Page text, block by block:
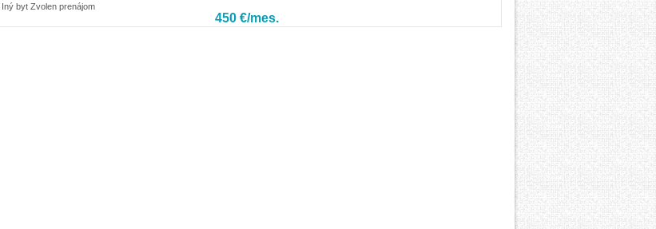
Iný byt Zvolen prenájom
450 €/mes.